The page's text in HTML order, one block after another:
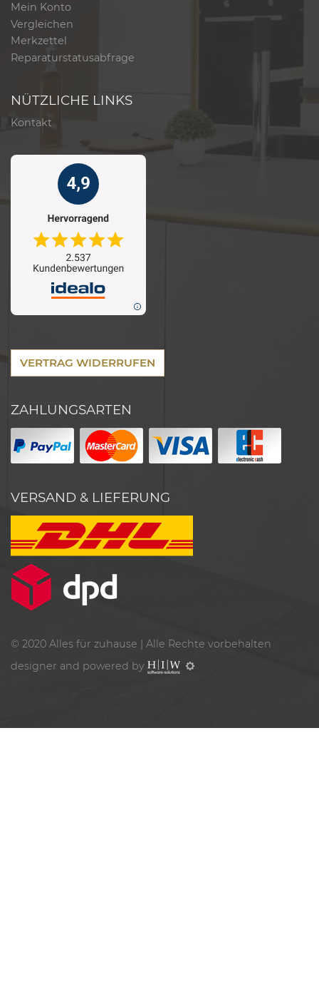
Mein Konto
Vergleichen
Merkzettel
Reparaturstatusabfrage
NÜTZLICHE LINKS
Kontakt
VERTRAG WIDERRUFEN
ZAHLUNGSARTEN
VERSAND & LIEFERUNG
© 2020 Alles für zuhause | Alle Rechte vorbehalten
designer and powered by